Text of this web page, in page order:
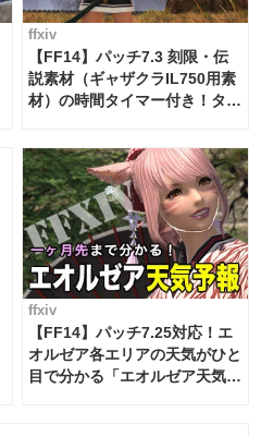
ffxiv
【FF14】パッチ7.3 刻限・伝
説素材（ギャザクラIL750用素
材）の時間タイマー付き！タイ
ffxiv
【FF14】パッチ7.25対応！エ
オルゼア各エリアの天気がひと
目で分かる「エオルゼア天気予